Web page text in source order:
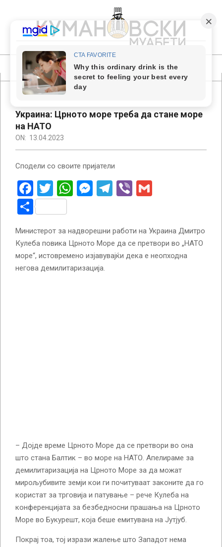
content
КУМАНОВСКИ
МУАБЕТИ
Primary
Navigation
Украина: Црното море треба да стане море
на НАТО
ON: 13.04.2023
Сподели со своите пријатели
Facebook
Twitter
WhatsApp
Messenger
Telegram
Viber
Share
Министерот за надворешни работи на Украина Дмитро
Кулеба повика Црното Море да се претвори во „НАТО
море“, истовремено изјавувајќи дека е неопходна
негова демилитаризација.
– Дојде време Црното Море да се претвори во она
што стана Балтик – во море на НАТО. Апелираме за
демилитаризација на Црното Море за да можат
мирољубивите земји кои ги почитуваат законите да го
користат за трговија и патување – рече Кулеба на
конференцијата за безбедносни прашања на Црното
Море во Букурешт, која беше емитувана на Јутјуб.
Покрај тоа, тој изрази жалење што Западот нема